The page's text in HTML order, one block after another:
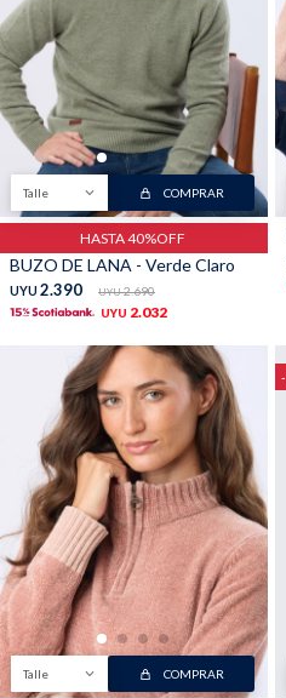
Talle COMPRAR
HASTA 40%OFF
BUZO DE LANA - Verde Claro
UYU 2.390 UYU 2.690
UYU 2.032
Talle COMPRAR